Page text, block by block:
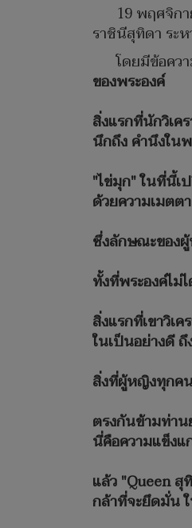
19 พฤศจิก
ราชินีสุทิดา ระ
โดยมีข้อคว
ของพระองค์
สิ่งแรกที่นักวิเค
นึกถึง คำนึงใน
"ไข่มุก" ในที่นี้เ
ด้วยความเมต
ซึ่งลักษณะของ
ทั้งที่พระองค์ไม่
สิ่งแรกที่เขาวิเ
ในเป็นอย่างดี
สิ่งที่ผู้หญิงทุกคน
ตรงกันข้ามท่า
นี่คือความแข็งแ
แล้ว "Queen สุ
กล้าที่จะยึดมั่น